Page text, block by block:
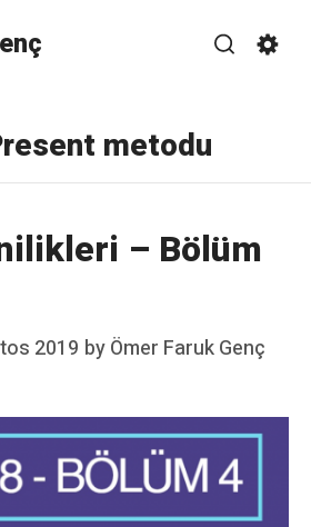
metodu
– Bölüm
2019 byÖmer Faruk Genç